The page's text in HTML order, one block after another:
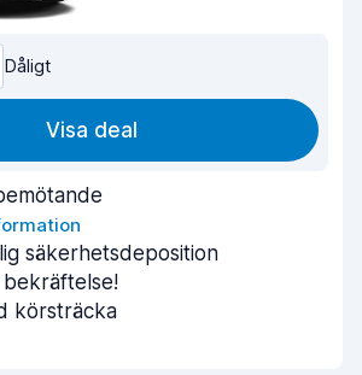
Dåligt
Visa deal
säkerhetsdeposition
körsträcka